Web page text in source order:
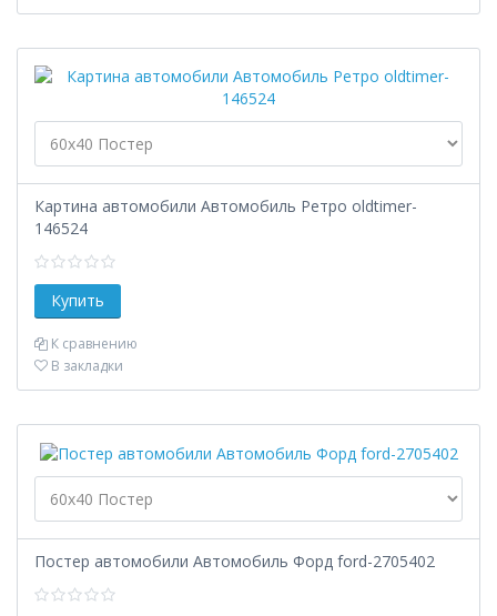
Картина автомобили Автомобиль Ретро oldtimer-
146524
К сравнению
В закладки
Постер автомобили Автомобиль Форд ford-2705402